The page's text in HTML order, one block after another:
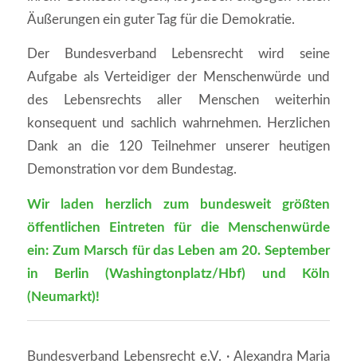
Äußerungen ein guter Tag für die Demokratie.
Der Bundesverband Lebensrecht wird seine
Aufgabe als Verteidiger der Menschenwürde und
des Lebensrechts aller Menschen weiterhin
konsequent und sachlich wahrnehmen. Herzlichen
Dank an die 120 Teilnehmer unserer heutigen
Demonstration vor dem Bundestag.
Wir laden herzlich zum bundesweit größten
öffentlichen Eintreten für die Menschenwürde
ein: Zum Marsch für das Leben am 20. September
in Berlin (Washingtonplatz/Hbf) und Köln
(Neumarkt)!
Bundesverband Lebensrecht e.V. · Alexandra Maria